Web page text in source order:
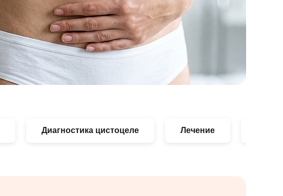
Диагностика цистоцеле Лечение